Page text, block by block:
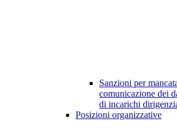
Sanzioni per
comunicazione dei
di incarichi
Posizioni organizzative